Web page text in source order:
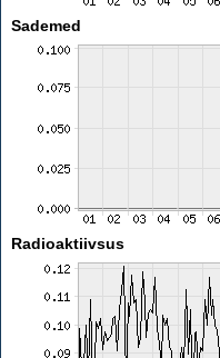
Sademed
Radioaktiivsus